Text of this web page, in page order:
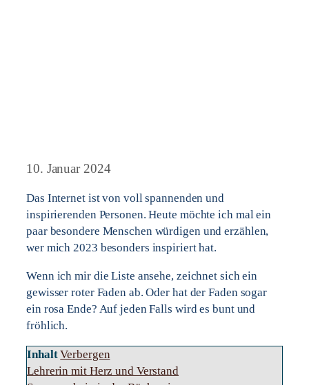
10. Januar 2024
Das Internet ist von voll spannenden und
inspirierenden Personen. Heute möchte ich mal ein
paar besondere Menschen würdigen und erzählen,
wer mich 2023 besonders inspiriert hat.
Wenn ich mir die Liste ansehe, zeichnet sich ein
gewisser roter Faden ab. Oder hat der Faden sogar
ein rosa Ende? Auf jeden Falls wird es bunt und
fröhlich.
Inhalt Verbergen
Lehrerin mit Herz und Verstand